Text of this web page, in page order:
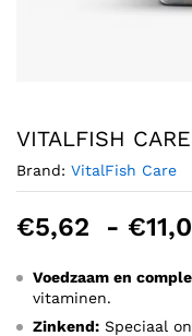
VITALFISH
Brand: VitalFish Care
€5,62 - €
Voedzaam en
vitaminen.
Zinkend: Speciaal